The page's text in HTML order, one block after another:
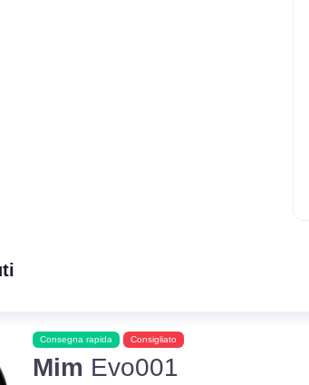
Consegna rapida Consigliato
Mim Evo001